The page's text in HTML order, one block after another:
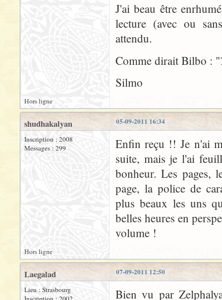
J'ai beau être
lecture (avec ou
attendu.
Comme dirait Bilbo : "
Silmo
Hors ligne
05-09-2011 16:34
shudhakalyan
Inscription : 2008
Messages : 299
Enfin reçu !! Je n'ai
suite, mais je l'ai
bonheur. Les pages,
page, la police de
plus beaux les uns
belles heures en
volume !
Hors ligne
07-09-2011 12:50
Laegalad
Lieu : Strasbourg
Bien vu par